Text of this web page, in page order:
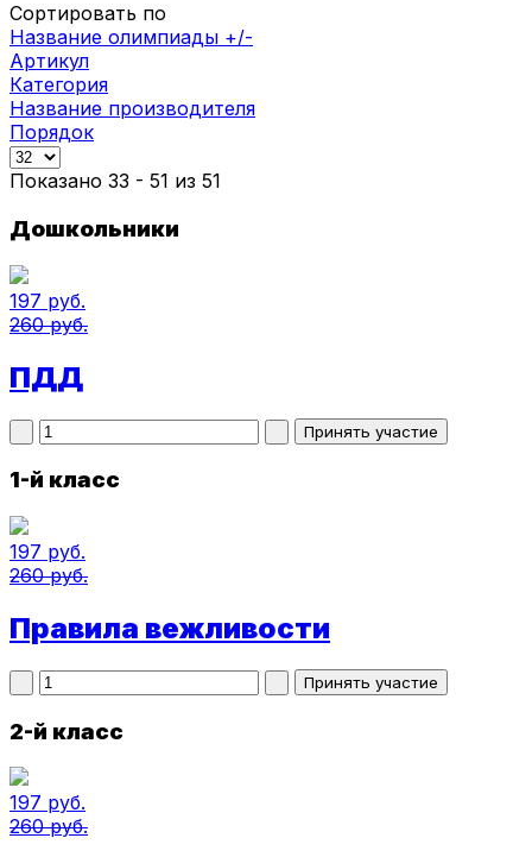
Сортировать по
Название олимпиады +/-
Артикул
Категория
Название производителя
Порядок
Показано 33 - 51 из 51
Дошкольники
197 руб.
260 руб.
ПДД
1-й класс
197 руб.
260 руб.
Правила вежливости
2-й класс
197 руб.
260 руб.